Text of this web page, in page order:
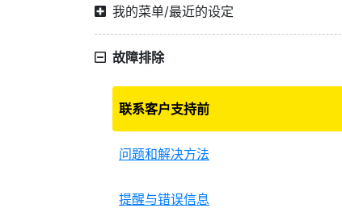
我的菜单/最近的设定
故障排除
联系客户支持前
问题和解决方法
提醒与错误信息